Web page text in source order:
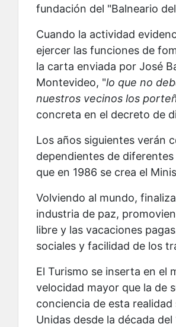
fundación del "Balneario
Cuando la actividad
ejercer las funciones de
la carta enviada por José
Montevideo, "lo que no
nuestros vecinos los
concreta en el decreto de
Los años siguientes verán
dependientes de
que en 1986 se crea el
Volviendo al mundo,
industria de paz,
libre y las vacaciones
sociales y facilidad de los
El Turismo se inserta en el
velocidad mayor que la de
conciencia de esta
Unidas desde la década